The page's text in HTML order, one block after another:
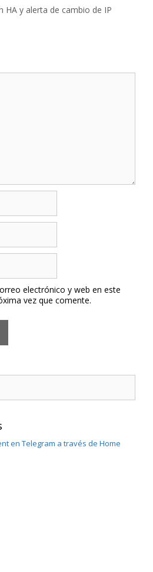
HA y alerta de cambio de IP
electrónico y web en este
vez que comente.
en Telegram a través de Home